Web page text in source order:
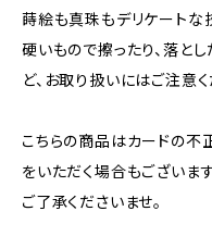
蒔絵も真珠もデリケートな
硬いもので擦ったり、落と
ど、お取り扱いにはご注意く
こちらの商品はカードの
をいただく場合もございます
ご了承くださいませ。